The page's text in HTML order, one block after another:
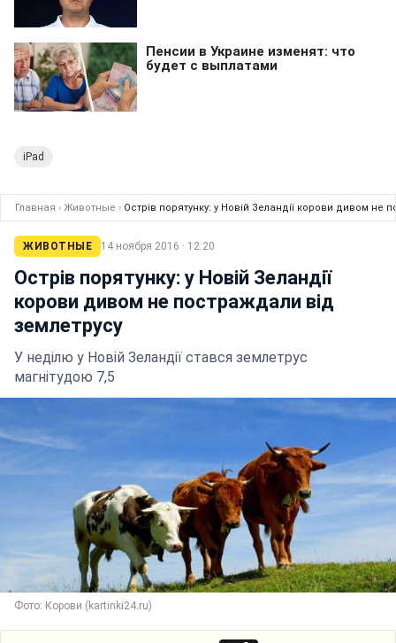
iPad
Главная › Животные › Острів порятунку: у Новій Зеландії корови дивом не
ЖИВОТНЫЕ 14 ноября 2016 · 12:20
Острів порятунку: у Новій Зеландії
корови дивом не постраждали від
землетрусу
У неділю у Новій Зеландії стався землетрус
магнітудою 7,5
Фото: Корови (kartinki24.ru)